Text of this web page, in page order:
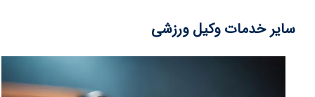
سایر خدمات وکیل ورزشی